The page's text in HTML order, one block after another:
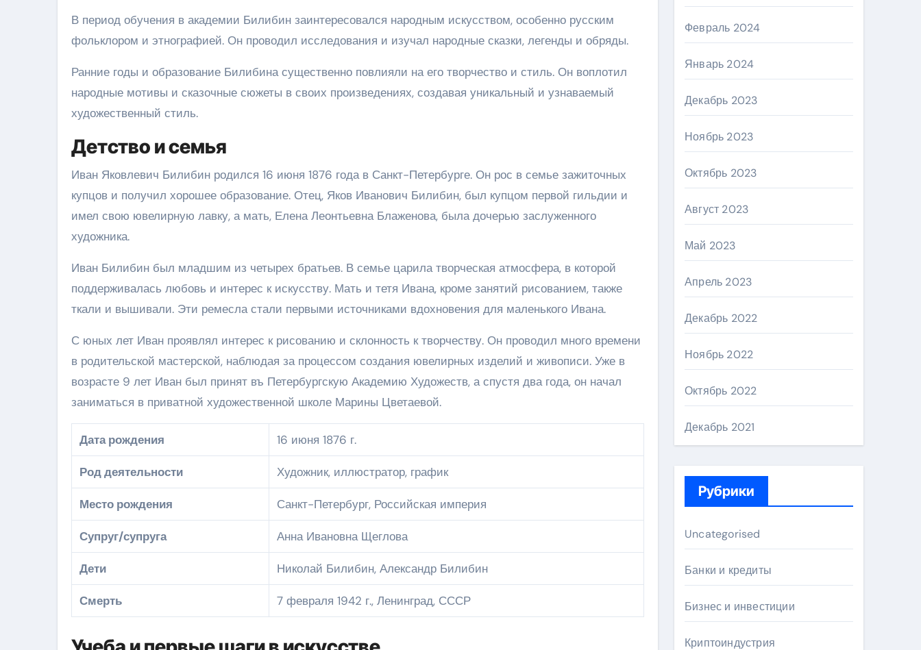
В период обучения в академии Билибин заинтересовался народным искусством, особенно русским
фольклором и этнографией. Он проводил исследования и изучал народные сказки, легенды и обряды.
Ранние годы и образование Билибина существенно повлияли на его творчество и стиль. Он воплотил
народные мотивы и сказочные сюжеты в своих произведениях, создавая уникальный и узнаваемый
художественный стиль.
Детство и семья
Иван Яковлевич Билибин родился 16 июня 1876 года в Санкт-Петербурге. Он рос в семье зажиточных
купцов и получил хорошее образование. Отец, Яков Иванович Билибин, был купцом первой гильдии и
имел свою ювелирную лавку, а мать, Елена Леонтьевна Блаженова, была дочерью заслуженного
художника.
Иван Билибин был младшим из четырех братьев. В семье царила творческая атмосфера, в которой
поддерживалась любовь и интерес к искусству. Мать и тетя Ивана, кроме занятий рисованием, также
ткали и вышивали. Эти ремесла стали первыми источниками вдохновения для маленького Ивана.
С юных лет Иван проявлял интерес к рисованию и склонность к творчеству. Он проводил много времени
в родительской мастерской, наблюдая за процессом создания ювелирных изделий и живописи. Уже в
возрасте 9 лет Иван был принят въ Петербургскую Академию Художеств, а спустя два года, он начал
заниматься в приватной художественной школе Марины Цветаевой.
Дата рождения 16 июня 1876 г.
Род деятельности Художник, иллюстратор, график
Место рождения Санкт-Петербург, Российская империя
Супруг/супруга Анна Ивановна Щеглова
Дети Николай Билибин, Александр Билибин
Смерть 7 февраля 1942 г., Ленинград, СССР
Февраль 2024
Январь 2024
Декабрь 2023
Ноябрь 2023
Октябрь 2023
Август 2023
Май 2023
Апрель 2023
Декабрь 2022
Ноябрь 2022
Октябрь 2022
Декабрь 2021
Рубрики
Uncategorised
Банки и кредиты
Бизнес и инвестиции
Криптоиндустрия